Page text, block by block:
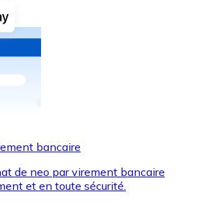
en espèces et d'autres
Visa et Mastercard pour acheter
bancaire
de neo par virement bancaire
et en toute sécurité.